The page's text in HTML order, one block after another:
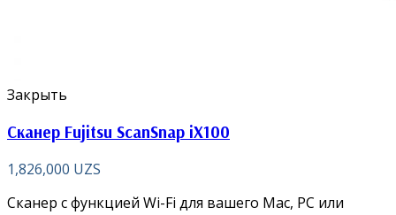
Закрыть
Сканер Fujitsu ScanSnap iX100
1,826,000 UZS
Сканер с функцией Wi-Fi для вашего Mac, PC или